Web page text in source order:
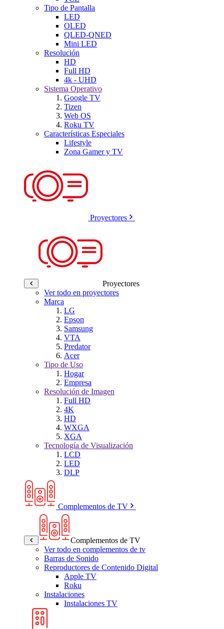
Tipo de Pantalla
LED
OLED
QLED-QNED
Mini LED
Resolución
HD
Full HD
4k - UHD
Sistema Operativo
Google TV
Tizen
Web OS
Roku TV
Características Especiales
Lifestyle
Zona Gamer y TV
Proyectores
Proyectores
Ver todo en proyectores
Marca
LG
Epson
Samsung
VTA
Predator
Acer
Tipo de Uso
Hogar
Empresa
Resolución de Imagen
Full HD
4K
HD
WXGA
XGA
Tecnología de Visualización
LCD
LED
DLP
Complementos de TV
Complementos de TV
Ver todo en complementos de tv
Barras de Sonido
Reproductores de Contenido Digital
Apple TV
Roku
Instalaciones
Instalaciones TV